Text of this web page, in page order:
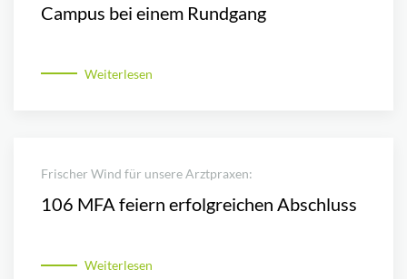
Campus bei einem Rundgang
Weiterlesen
Frischer Wind für unsere Arztpraxen:
106 MFA feiern erfolgreichen Abschluss
Weiterlesen